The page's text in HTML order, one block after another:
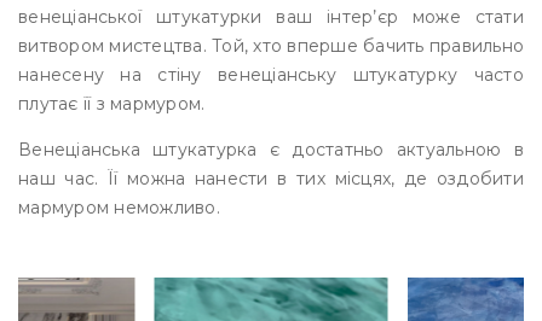
венеціанської штукатурки ваш інтер’єр може стати
витвором мистецтва. Той, хто вперше бачить правильно
нанесену на стіну венеціанську штукатурку часто
плутає її з мармуром.
Венеціанська штукатурка є достатньо актуальною в
наш час. Її можна нанести в тих місцях, де оздобити
мармуром неможливо.